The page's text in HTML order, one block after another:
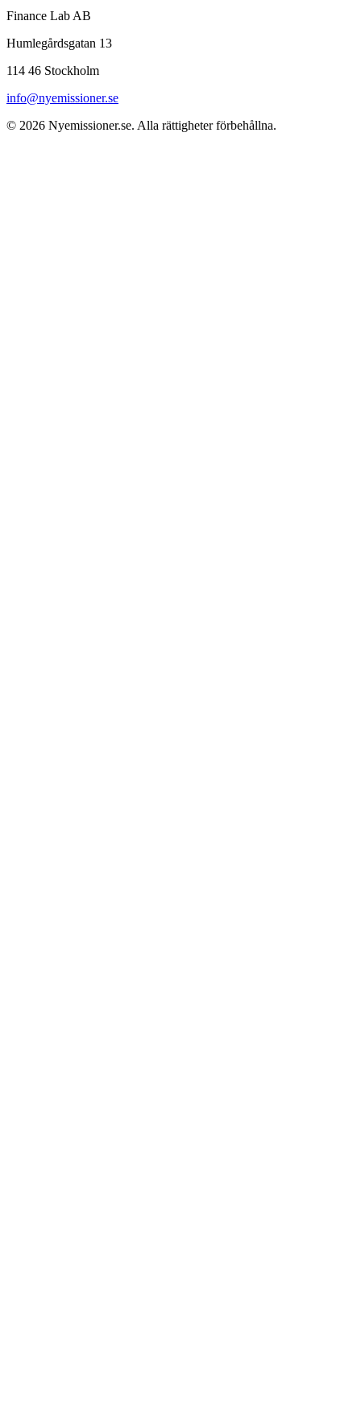
Finance Lab AB
Humlegårdsgatan 13
114 46 Stockholm
info@nyemissioner.se
© 2026 Nyemissioner.se. Alla rättigheter förbehållna.